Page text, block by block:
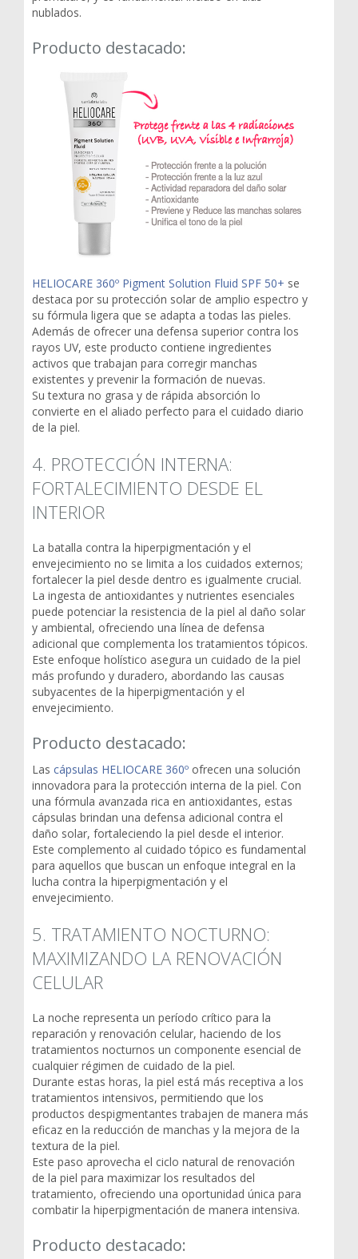
nublados.
Producto destacado:
HELIOCARE 360º Pigment Solution Fluid SPF 50+ se
destaca por su protección solar de amplio espectro y
su fórmula ligera que se adapta a todas las pieles.
Además de ofrecer una defensa superior contra los
rayos UV, este producto contiene ingredientes
activos que trabajan para corregir manchas
existentes y prevenir la formación de nuevas.
Su textura no grasa y de rápida absorción lo
convierte en el aliado perfecto para el cuidado diario
de la piel.
4. PROTECCIÓN INTERNA:
FORTALECIMIENTO DESDE EL
INTERIOR
La batalla contra la hiperpigmentación y el
envejecimiento no se limita a los cuidados externos;
fortalecer la piel desde dentro es igualmente crucial.
La ingesta de antioxidantes y nutrientes esenciales
puede potenciar la resistencia de la piel al daño solar
y ambiental, ofreciendo una línea de defensa
adicional que complementa los tratamientos tópicos.
Este enfoque holístico asegura un cuidado de la piel
más profundo y duradero, abordando las causas
subyacentes de la hiperpigmentación y el
envejecimiento.
Producto destacado:
Las cápsulas HELIOCARE 360º ofrecen una solución
innovadora para la protección interna de la piel. Con
una fórmula avanzada rica en antioxidantes, estas
cápsulas brindan una defensa adicional contra el
daño solar, fortaleciendo la piel desde el interior.
Este complemento al cuidado tópico es fundamental
para aquellos que buscan un enfoque integral en la
lucha contra la hiperpigmentación y el
envejecimiento.
5. TRATAMIENTO NOCTURNO:
MAXIMIZANDO LA RENOVACIÓN
CELULAR
La noche representa un período crítico para la
reparación y renovación celular, haciendo de los
tratamientos nocturnos un componente esencial de
cualquier régimen de cuidado de la piel.
Durante estas horas, la piel está más receptiva a los
tratamientos intensivos, permitiendo que los
productos despigmentantes trabajen de manera más
eficaz en la reducción de manchas y la mejora de la
textura de la piel.
Este paso aprovecha el ciclo natural de renovación
de la piel para maximizar los resultados del
tratamiento, ofreciendo una oportunidad única para
combatir la hiperpigmentación de manera intensiva.
Producto destacado: